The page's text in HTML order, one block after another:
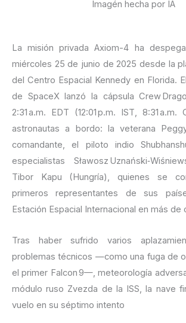
Imagén hecha por IA
La misión privada Axiom-4 ha
miércoles 25 de junio de 2025 desde la
del Centro Espacial Kennedy en Florida.
de SpaceX lanzó la cápsula Crew
2:31 a.m. EDT (12:01 p.m. IST, 8:31
astronautas a bordo: la veterana
comandante, el piloto indio
especialistas Sławosz
Tibor Kapu (Hungría), quienes se
primeros representantes de sus
Estación Espacial Internacional en más de
Tras haber sufrido varios
problemas técnicos —como una fuga de
el primer Falcon 9—, meteorología
módulo ruso Zvezda de la ISS, la nave
vuelo en su séptimo intento